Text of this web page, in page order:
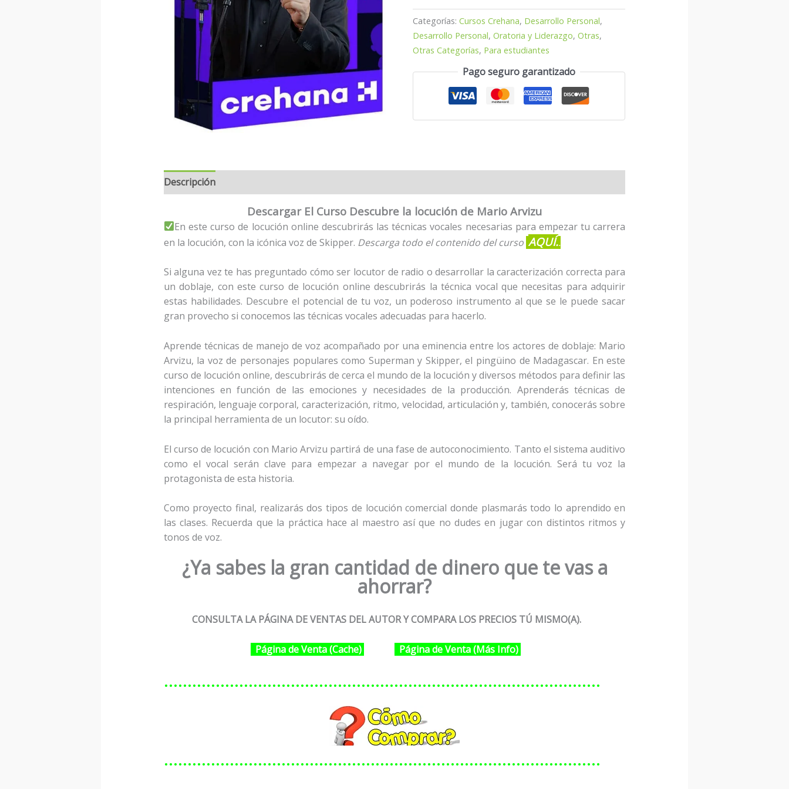
Categorías:Cursos Crehana, Desarrollo Personal,
Desarrollo Personal,Oratoria y Liderazgo,Otras,
Otras Categorías, Para estudiantes
Pago seguro garantizado
Descripción
Descargar El Curso Descubre la locución de Mario Arvizu
En este curso de locución online descubrirás las técnicas vocales necesarias para empezar tu carrera
en la locución, con la icónica voz de Skipper. Descarga todo el contenido del curso AQUÍ..
Si alguna vez te has preguntado cómo ser locutor de radio o desarrollar la caracterización correcta para
un doblaje, con este curso de locución online descubrirás la técnica vocal que necesitas para adquirir
estas habilidades. Descubre el potencial de tu voz, un poderoso instrumento al que se le puede sacar
gran provecho si conocemos las técnicas vocales adecuadas para hacerlo.
Aprende técnicas de manejo de voz acompañado por una eminencia entre los actores de doblaje: Mario
Arvizu, la voz de personajes populares como Superman y Skipper, el pingüino de Madagascar. En este
curso de locución online, descubrirás de cerca el mundo de la locución y diversos métodos para definir las
intenciones en función de las emociones y necesidades de la producción. Aprenderás técnicas de
respiración, lenguaje corporal, caracterización, ritmo, velocidad, articulación y, también, conocerás sobre
la principal herramienta de un locutor: su oído.
El curso de locución con Mario Arvizu partirá de una fase de autoconocimiento. Tanto el sistema auditivo
como el vocal serán clave para empezar a navegar por el mundo de la locución. Será tu voz la
protagonista de esta historia.
Como proyecto final, realizarás dos tipos de locución comercial donde plasmarás todo lo aprendido en
las clases. Recuerda que la práctica hace al maestro así que no dudes en jugar con distintos ritmos y
tonos de voz.
¿Ya sabes la gran cantidad de dinero que te vas a
ahorrar?
CONSULTA LA PÁGINA DE VENTAS DEL AUTOR Y COMPARA LOS PRECIOS TÚ MISMO(A).
Página de Venta (Cache) Página de Venta (Más Info)
…………………………………………………………………………………
…………………………………………………………………………………